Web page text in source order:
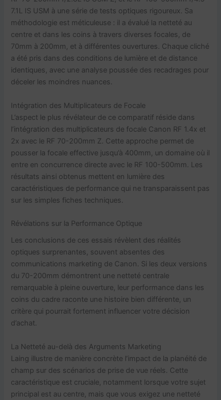
7.1L IS USM à une série de tests optiques rigoureux. Sa
méthodologie est méticuleuse : il a évalué la netteté au
centre et dans les coins à travers diverses focales, de
70mm à 200mm, et à différentes ouvertures. Chaque cliché
a été pris dans des conditions de lumière et de distance
identiques, avec une analyse poussée des recadrages pour
déceler les moindres nuances.
Intégration des Multiplicateurs de Focale
L’aspect le plus révélateur de ce comparatif réside dans
l’intégration des multiplicateurs de focale Canon RF 1.4x et
2x avec le RF 70-200mm Z. Cette approche permet de
pousser la focale effective jusqu’à 400mm, un domaine où il
entre en concurrence directe avec le RF 100-500mm. Les
résultats ainsi obtenus mettent en lumière des
caractéristiques de performance qui ne transparaissent pas
sur les simples fiches techniques.
Révélations sur la Performance Optique
Les conclusions de ces essais révèlent des réalités
optiques surprenantes, souvent absentes des
communications marketing de Canon. Si les deux versions
du 70-200mm démontrent une netteté centrale
remarquable à pleine ouverture, leur performance dans les
coins du cadre raconte une histoire bien différente, un
critère qui pourrait fortement influencer votre décision
d’achat.
La Netteté au-delà des Arguments Marketing
Laing illustre de manière concrète l’impact de la planéité de
champ sur des scénarios de prise de vue réels. Cette
caractéristique est cruciale, notamment lorsque votre sujet
principal est au centre, mais que vous exigez une netteté